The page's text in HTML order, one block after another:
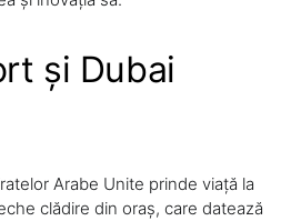
și Dubai
Arabe Unite prinde viață la
clădire din oraș, care datează